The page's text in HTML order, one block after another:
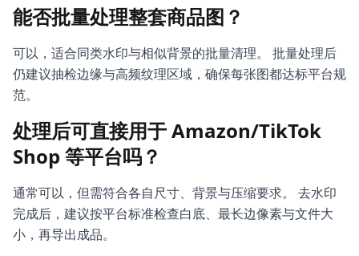
能否批量处理整套商品图？
可以，适合同类水印与相似背景的批量清理。 批量处理后
仍建议抽检边缘与高频纹理区域，确保每张图都达标平台规
范。
处理后可直接用于 Amazon/TikTok
Shop 等平台吗？
通常可以，但需符合各自尺寸、背景与压缩要求。 去水印
完成后，建议按平台标准检查白底、最长边像素与文件大
小，再导出成品。